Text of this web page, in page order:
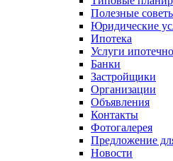
Полезные
Юридические
Ипотека
Услуги
Банки
Застройщики
Организации
Объявления
Контакты
Фотогалерея
Предложение
Новости